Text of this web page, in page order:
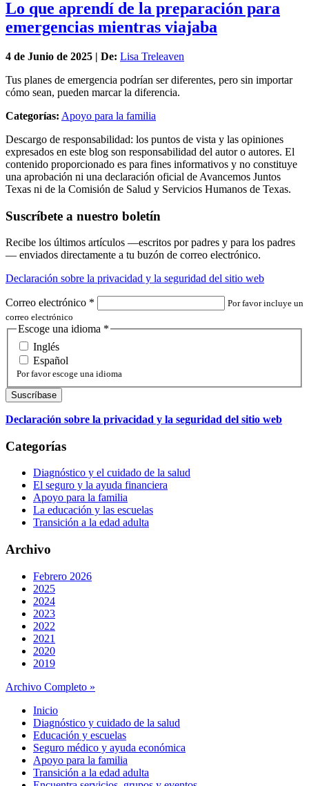
Lo que aprendí de la preparación para
emergencias mientras viajaba
4 de Junio de 2025 | De: Lisa Treleaven
Tus planes de emergencia podrían ser diferentes, pero sin importar
cómo sean, pueden marcar la diferencia.
Categorías: Apoyo para la familia
Descargo de responsabilidad: los puntos de vista y las opiniones
expresados en este blog son responsabilidad del autor o autores. El
contenido proporcionado es para fines informativos y no constituye
una aprobación ni una declaración oficial de Avancemos Juntos
Texas ni de la Comisión de Salud y Servicios Humanos de Texas.
Suscríbete a nuestro boletín
Recibe los últimos artículos —escritos por padres y para los padres
— enviados directamente a tu buzón de correo electrónico.
Declaración sobre la privacidad y la seguridad del sitio web
Correo electrónico *
Por favor incluye un
correo electrónico
Escoge una idioma *
Inglés
Español
Por favor escoge una idioma
Declaración sobre la privacidad y la seguridad del sitio web
Categorías
Diagnóstico y el cuidado de la salud
El seguro y la ayuda financiera
Apoyo para la familia
La educación y las escuelas
Transición a la edad adulta
Archivo
Febrero 2026
2025
2024
2023
2022
2021
2020
2019
Archivo Completo »
Inicio
Diagnóstico y cuidado de la salud
Educación y escuelas
Seguro médico y ayuda económica
Apoyo para la familia
Transición a la edad adulta